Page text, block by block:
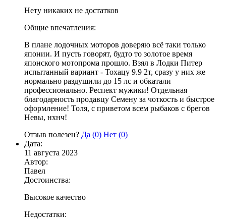
Нету никаких не достатков
Общие впечатления:
В плане лодочных моторов доверяю всё таки только
японии. И пусть говорят, будто то золотое время
японского мотопрома прошло. Взял в Лодки Питер
испытанный вариант - Тохацу 9.9 2т, сразу у них же
нормально раздушили до 15 лс и обкатали
профессионально. Респект мужики! Отдельная
благодарность продавцу Семену за чоткость и быстрое
оформление! Толя, с приветом всем рыбаков с брегов
Невы, нхнч!
Отзыв полезен? Да (0) Нет (0)
Дата:
11 августа 2023
Автор:
Павел
Достоинства:
Высокое качество
Недостатки: